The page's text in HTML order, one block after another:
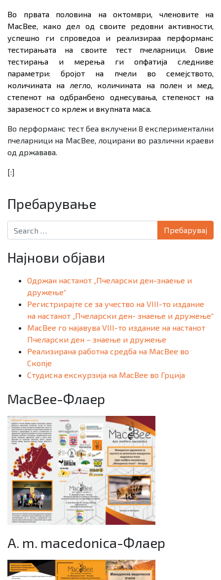
Во првата половина на октомври, членовите на
MacBee, како дел од своите редовни активности,
успешно ги спроведоа и реализираа перформанс
тестирањата на своите тест пчеларници. Овие
тестирања и мерења ги опфатија следниве
параметри: бројот на пчели во семејството,
количината на легло, количината на полен и мед,
степенот на одбранбено однесувања, степеност на
заразеност со крлеж и вкупната маса.
Во перформанс тест беа вклучени 8 експериментални
пчеларници на MacBee, лоцирани во различни краеви
од државава.
[:]
Пребарување
Search for:
Најнови објави
Одржан настанот „Пчеларски ден-знаење и
дружење“
Регистрирајте се за учество на VIII-то издание
на настанот „Пчеларски ден- знаење и дружење“
MacBee го најавува VIII-то издание на настанот
Пчеларски ден – знаење и дружење
Реализирана работна средба на MacBee во
Скопје
Студиска екскурзија на MacBee во Грција
MacBee-Флаер
A. m. macedonica-Флаер